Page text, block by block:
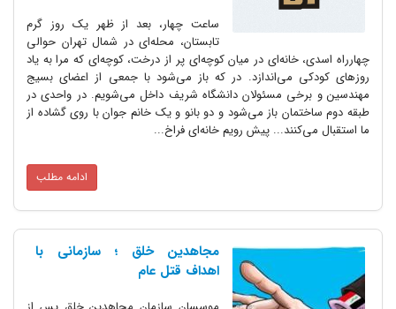
ساعت چهار، بعد از ظهر یک روز گرم
تابستان، محله‌ای در شمال تهران حوالی
چهارراه اسدی، خانه‌ای در میان کوچه‌ای پر از درخت، کوچه‌ای که مرا به یاد
روزهای کودکی می‌اندازد. در که باز می‌شود با جمعی از اعضای بسیج
مهندسین و برخی مسئولان دانشگاه شریف داخل می‌شویم. در واحدی در
طبقه دوم ساختمان باز می‌شود و دو بانو و یک خانم جوان با روی گشاده از
ما استقبال می‌کنند... پیش رویم خانه‌ای فراخ...
ادامه مطلب
مجاهدین خلق ؛ سازمانی با
اهداف قتل عام